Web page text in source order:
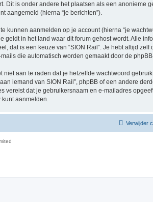
is onder andere het plaatsen als een anonieme
aangemeld (hierna “je berichten”).
kunnen aanmelden op je account (hierna “je
geldt in het land waar dit forum gehost wordt. Alle
dat is een keuze van “SION Rail”. Je hebt altijd
die automatisch worden gemaakt door de
aan te raden dat je hetzelfde wachtwoord
iemand van SION Rail”, phpBB of een andere
vereist dat je gebruikersnaam en e-mailadres
kunt aanmelden.
Verwijder